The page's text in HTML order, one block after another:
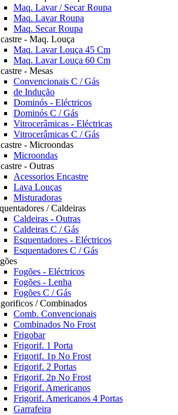
Maq. Lavar / Secar Roupa
Maq. Lavar Roupa
Maq. Secar Roupa
- Maq. Louça
Maq. Lavar Louça 45 Cm
Maq. Lavar Louça 60 Cm
- Mesas
Convencionais C / Gás
de Indução
Dominós - Eléctricos
Dominós C / Gás
Vitrocerâmicas - Eléctricas
Vitrocerâmicas C / Gás
- Microondas
Microondas
- Outras
Acessorios Encastre
Lava Louças
Misturadoras
/ Caldeiras
Caldeiras - Outras
Caldeiras C / Gás
Esquentadores - Eléctricos
Esquentadores C / Gás
Fogões - Eléctricos
Fogões - Lenha
Fogões C / Gás
/ Combinados
Comb. Convencionais
Combinados No Frost
Frigobar
Frigorif. 1 Porta
Frigorif. 1p No Frost
Frigorif. 2 Portas
Frigorif. 2p No Frost
Frigorif. Americanos
Frigorif. Americanos 4 Portas
Garrafeira